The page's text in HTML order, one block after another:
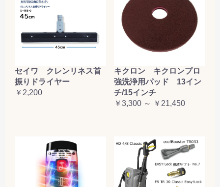
セイワ クレンリネス首
振りドライヤー
￥2,200
キクロン キクロンプロ
強洗浄用パッド 13イン
チ/15インチ
￥3,300 ～ ￥21,450